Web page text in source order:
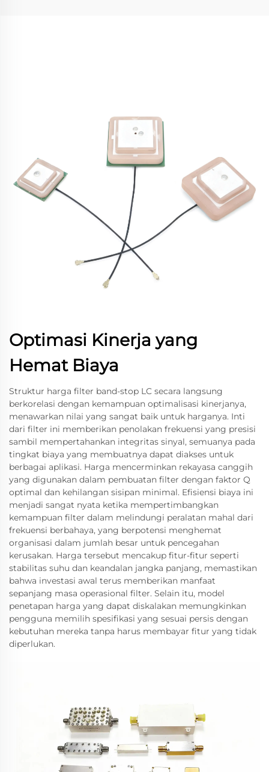
Optimasi Kinerja yang
Hemat Biaya
Struktur harga filter band-stop LC secara langsung
berkorelasi dengan kemampuan optimalisasi kinerjanya,
menawarkan nilai yang sangat baik untuk harganya. Inti
dari filter ini memberikan penolakan frekuensi yang presisi
sambil mempertahankan integritas sinyal, semuanya pada
tingkat biaya yang membuatnya dapat diakses untuk
berbagai aplikasi. Harga mencerminkan rekayasa canggih
yang digunakan dalam pembuatan filter dengan faktor Q
optimal dan kehilangan sisipan minimal. Efisiensi biaya ini
menjadi sangat nyata ketika mempertimbangkan
kemampuan filter dalam melindungi peralatan mahal dari
frekuensi berbahaya, yang berpotensi menghemat
organisasi dalam jumlah besar untuk pencegahan
kerusakan. Harga tersebut mencakup fitur-fitur seperti
stabilitas suhu dan keandalan jangka panjang, memastikan
bahwa investasi awal terus memberikan manfaat
sepanjang masa operasional filter. Selain itu, model
penetapan harga yang dapat diskalakan memungkinkan
pengguna memilih spesifikasi yang sesuai persis dengan
kebutuhan mereka tanpa harus membayar fitur yang tidak
diperlukan.